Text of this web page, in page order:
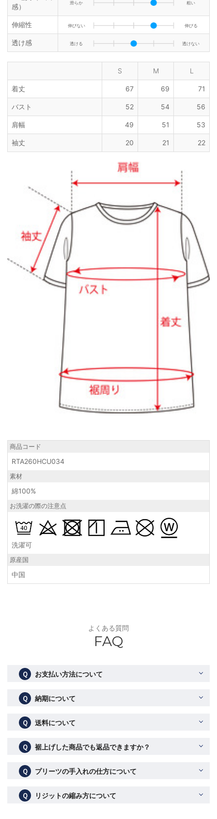
感）
滑らか 粗い
伸縮性 伸びない 伸びる
透け感 透ける 透けない
S M L
着丈 67 69 71
バスト 52 54 56
肩幅 49 51 53
袖丈 20 21 22
商品コード
RTA260HCU034
素材
綿100%
お洗濯の際の注意点
洗濯可
原産国
中国
よくある質問
FAQ
Ｑ お支払い方法について
Ｑ 納期について
Ｑ 送料について
Ｑ 裾上げした商品でも返品できますか？
Ｑ プリーツの手入れの仕方について
Ｑ リジットの縮み方について